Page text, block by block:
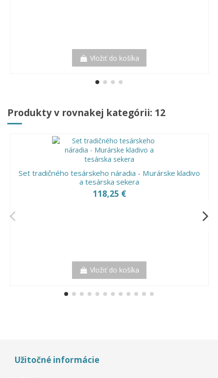
Vložiť do košíka
Produkty v rovnakej kategórii: 12
Set tradičného tesárskeho náradia - Murárske kladivo
a tesárska sekera
118,25 €
Vložiť do košíka
Užitočné informácie